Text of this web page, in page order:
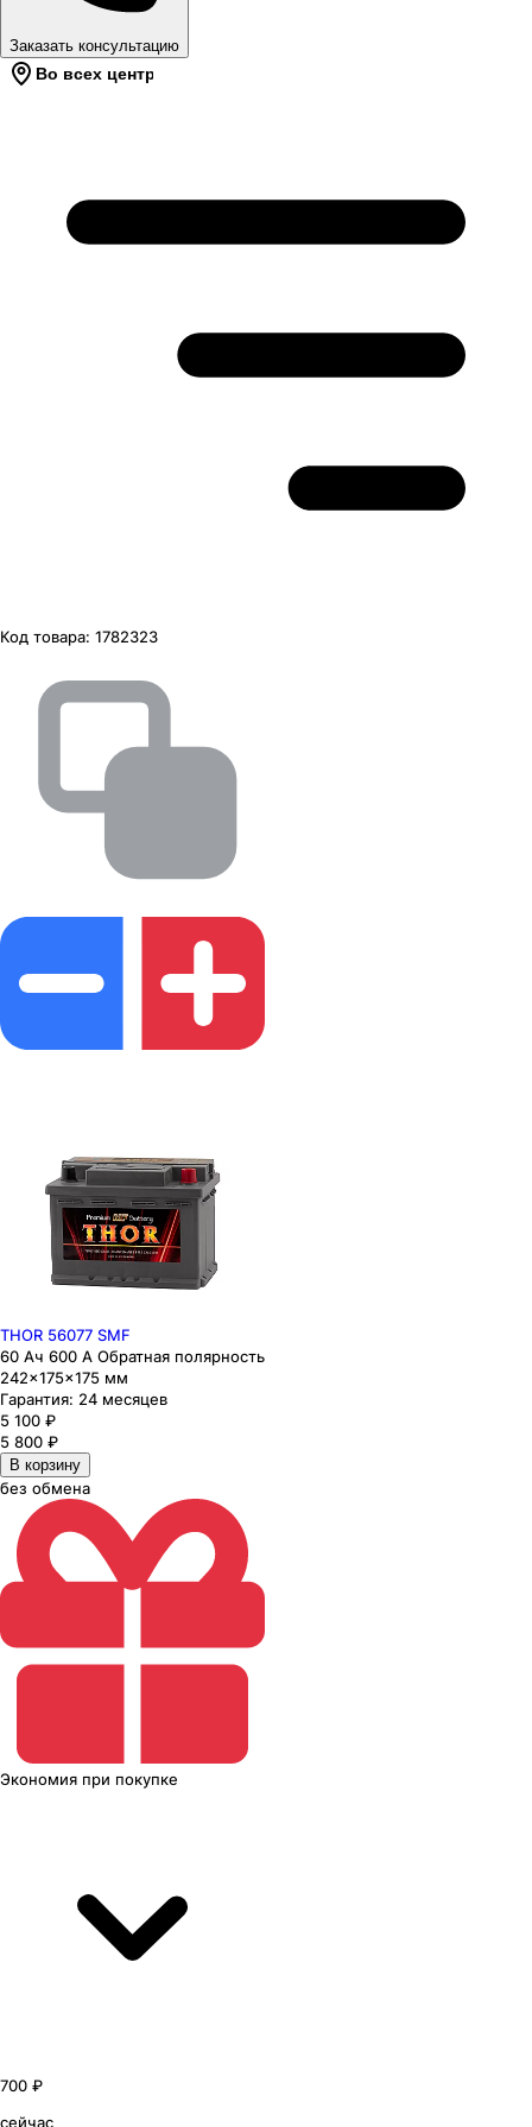
Заказать консультацию
Во всех центрах
Код товара: 1782323
THOR 56077 SMF
60 Ач 600 А Обратная полярность
242×175×175 мм
Гарантия: 24 месяцев
5 100 ₽
5 800 ₽
В корзину
без обмена
Экономия при покупке
700 ₽
сейчас